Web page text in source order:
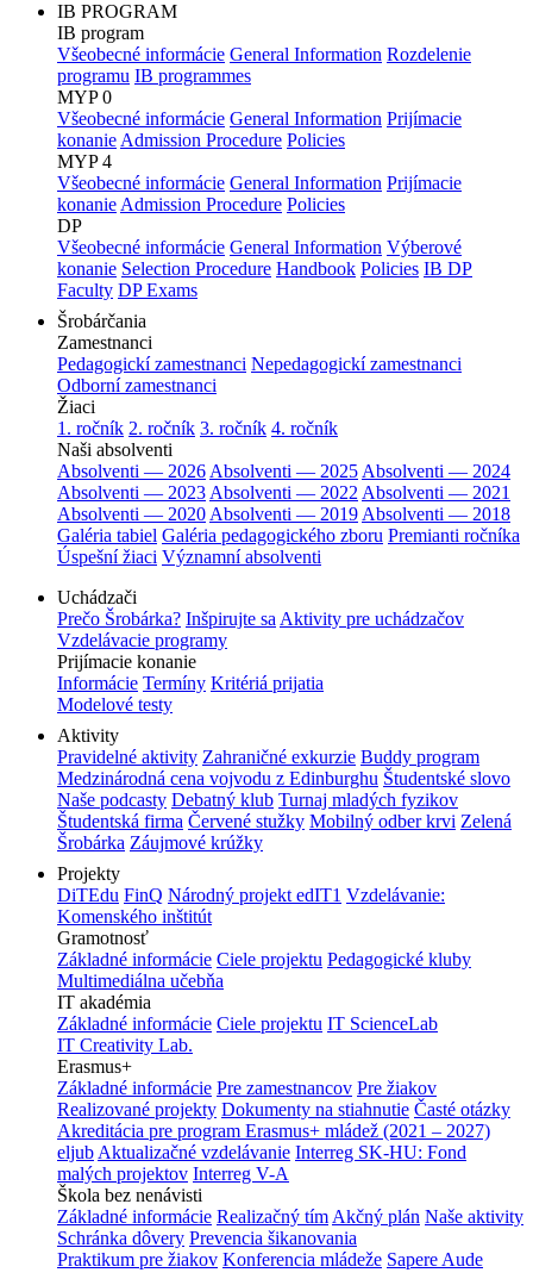
IB PROGRAM
IB program
Všeobecné informácie General Information Rozdelenie
programu IB programmes
MYP 0
Všeobecné informácie General Information Prijímacie
konanie Admission Procedure Policies
MYP 4
Všeobecné informácie General Information Prijímacie
konanie Admission Procedure Policies
DP
Všeobecné informácie General Information Výberové
konanie Selection Procedure Handbook Policies IB DP
Faculty DP Exams
Šrobárčania
Zamestnanci
Pedagogickí zamestnanci Nepedagogickí zamestnanci
Odborní zamestnanci
Žiaci
1. ročník 2. ročník 3. ročník 4. ročník
Naši absolventi
Absolventi — 2026 Absolventi — 2025 Absolventi — 2024
Absolventi — 2023 Absolventi — 2022 Absolventi — 2021
Absolventi — 2020 Absolventi — 2019 Absolventi — 2018
Galéria tabiel Galéria pedagogického zboru Premianti ročníka
Úspešní žiaci Významní absolventi
Uchádzači
Prečo Šrobárka? Inšpirujte sa Aktivity pre uchádzačov
Vzdelávacie programy
Prijímacie konanie
Informácie Termíny Kritériá prijatia
Modelové testy
Aktivity
Pravidelné aktivity Zahraničné exkurzie Buddy program
Medzinárodná cena vojvodu z Edinburghu Študentské slovo
Naše podcasty Debatný klub Turnaj mladých fyzikov
Študentská firma Červené stužky Mobilný odber krvi Zelená
Šrobárka Záujmové krúžky
Projekty
DiTEdu FinQ Národný projekt edIT1 Vzdelávanie:
Komenského inštitút
Gramotnosť
Základné informácie Ciele projektu Pedagogické kluby
Multimediálna učebňa
IT akadémia
Základné informácie Ciele projektu IT ScienceLab
IT Creativity Lab.
Erasmus+
Základné informácie Pre zamestnancov Pre žiakov
Realizované projekty Dokumenty na stiahnutie Časté otázky
Akreditácia pre program Erasmus+ mládež (2021 – 2027)
eljub Aktualizačné vzdelávanie Interreg SK-HU: Fond
malých projektov Interreg V-A
Škola bez nenávisti
Základné informácie Realizačný tím Akčný plán Naše aktivity
Schránka dôvery Prevencia šikanovania
Praktikum pre žiakov Konferencia mládeže Sapere Aude